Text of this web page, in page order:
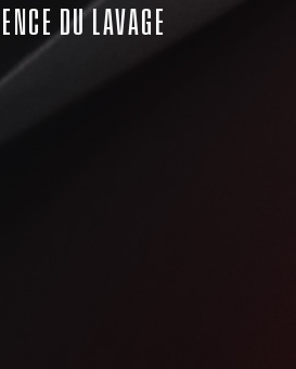
DU LAVAGE